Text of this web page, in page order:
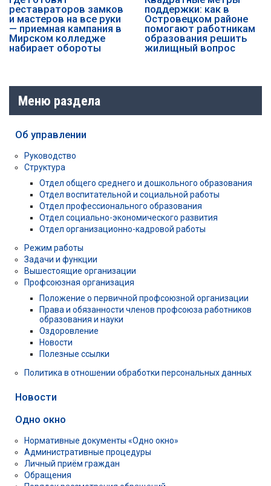
реставраторов замков
и мастеров на все руки
— приемная кампания в
Мирском колледже
набирает обороты
поддержки: как в
Островецком районе
помогают работникам
образования решить
жилищный вопрос
Меню раздела
Об управлении
Руководство
Структура
Отдел общего среднего и дошкольного образования
Отдел воспитательной и социальной работы
Отдел профессионального образования
Отдел социально-экономического развития
Отдел организационно-кадровой работы
Режим работы
Задачи и функции
Вышестоящие организации
Профсоюзная организация
Положение о первичной профсоюзной организации
Права и обязанности членов профсоюза работников
образования и науки
Оздоровление
Новости
Полезные ссылки
Политика в отношении обработки персональных данных
Новости
Одно окно
Нормативные документы «Одно окно»
Административные процедуры
Личный приём граждан
Обращения